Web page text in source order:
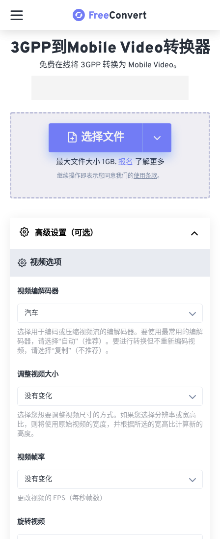
3GPP到Mobile Video转换器
免费在线将 3GPP 转换为 Mobile Video。
选择文件
从设备
来自 Google Drive
最大文件大小 1GB.报名了解更多
继续操作即表示您同意我们的使用条款。
高级设置（可选）
视频选项
视频编解码器
汽车
选择用于编码或压缩视频流的编解码器。要使用最常用的编解
码器，请选择“自动”（推荐）。要进行转换但不重新编码视
频，请选择“复制”（不推荐）。
调整视频大小
没有变化
选择您想要调整视频尺寸的方式。如果您选择分辨率或宽高
比，则将使用原始视频的宽度，并根据所选的宽高比计算新的
高度。
视频帧率
没有变化
更改视频的 FPS（每秒帧数）
旋转视频